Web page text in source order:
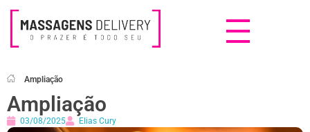
Ampliação
Ampliação
03/08/2025 Elias Cury